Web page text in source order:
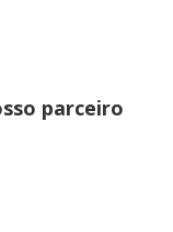
parceiro